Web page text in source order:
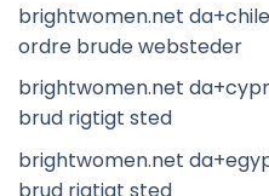
brightwomen.net
ordre brude websteder
brightwomen.net
brud rigtigt sted
brightwomen.net
brud rigtigt sted